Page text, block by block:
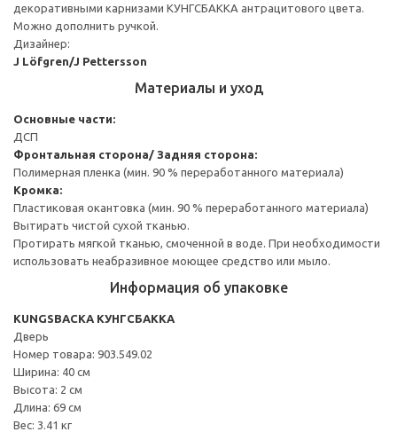
декоративными карнизами КУНГСБАККА антрацитового цвета.
Можно дополнить ручкой.
Дизайнер:
J Löfgren/J Pettersson
Материалы и уход
Основные части:
ДСП
Фронтальная сторона/ Задняя сторона:
Полимерная пленка (мин. 90 % переработанного материала)
Кромка:
Пластиковая окантовка (мин. 90 % переработанного материала)
Вытирать чистой сухой тканью.
Протирать мягкой тканью, смоченной в воде. При необходимости
использовать неабразивное моющее средство или мыло.
Информация об упаковке
KUNGSBACKA КУНГСБАККА
Дверь
Номер товара: 903.549.02
Ширина: 40 см
Высота: 2 см
Длина: 69 см
Вес: 3.41 кг